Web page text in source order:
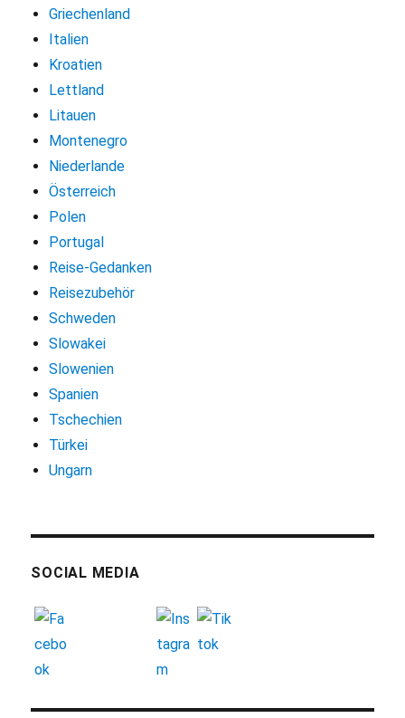
Griechenland
Italien
Kroatien
Lettland
Litauen
Montenegro
Niederlande
Österreich
Polen
Portugal
Reise-Gedanken
Reisezubehör
Schweden
Slowakei
Slowenien
Spanien
Tschechien
Türkei
Ungarn
SOCIAL MEDIA